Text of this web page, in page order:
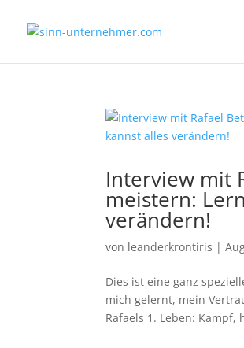
Interview mit
meistern:
verändern!
von leanderkrontiris |
Dies ist eine ganz
mich gelernt, mein
Rafaels 1. Leben: Kampf,